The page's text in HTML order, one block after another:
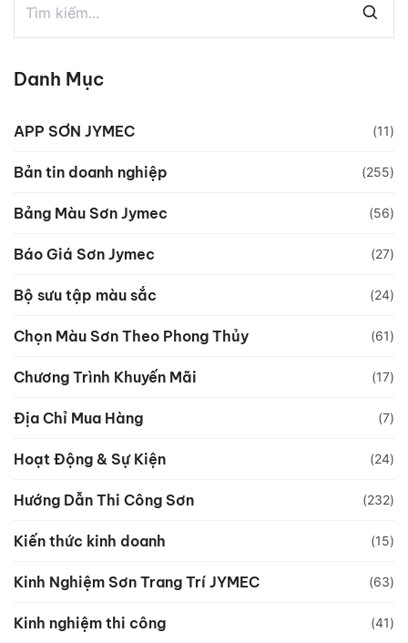
Danh Mục
APP SƠN JYMEC (11)
Bản tin doanh nghiệp (255)
Bảng Màu Sơn Jymec (56)
Báo Giá Sơn Jymec (27)
Bộ sưu tập màu sắc (24)
Chọn Màu Sơn Theo Phong Thủy (61)
Chương Trình Khuyến Mãi (17)
Địa Chỉ Mua Hàng (7)
Hoạt Động & Sự Kiện (24)
Hướng Dẫn Thi Công Sơn (232)
Kiến thức kinh doanh (15)
Kinh Nghiệm Sơn Trang Trí JYMEC (63)
Kinh nghiệm thi công (41)